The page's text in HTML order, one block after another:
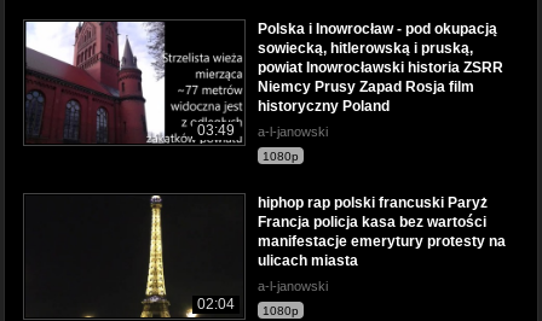
03:49
Polska i Inowrocław - pod okupacją
sowiecką, hitlerowską i pruską,
powiat Inowrocławski historia ZSRR
Niemcy Prusy Zapad Rosja film
historyczny Poland
a-l-janowski
1080p
02:04
hiphop rap polski francuski Paryż
Francja policja kasa bez wartości
manifestacje emerytury protesty na
ulicach miasta
a-l-janowski
1080p